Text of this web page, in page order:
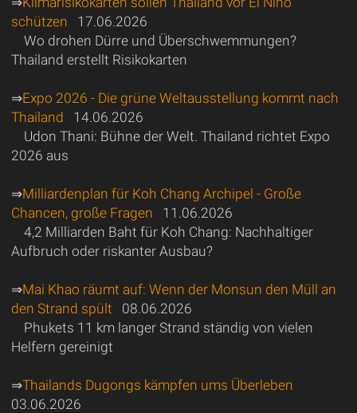
schützen 17.06.2026
Wo drohen Dürre und Überschwemmungen?
Thailand erstellt Risikokarten
⇒Expo 2026 - Die grüne Weltausstellung kommt nach
Thailand 14.06.2026
Udon Thani: Bühne der Welt. Thailand richtet Expo
2026 aus
⇒Milliardenplan für Koh Chang Archipel - Große
Chancen, große Fragen 11.06.2026
4,2 Milliarden Baht für Koh Chang: Nachhaltiger
Aufbruch oder riskanter Ausbau?
⇒Mai Khao räumt auf: Wenn der Monsun den Müll an
den Strand spült 08.06.2026
Phukets 11 km langer Strand ständig von vielen
Helfern gereinigt
⇒Thailands Dugongs kämpfen ums Überleben
03.06.2026